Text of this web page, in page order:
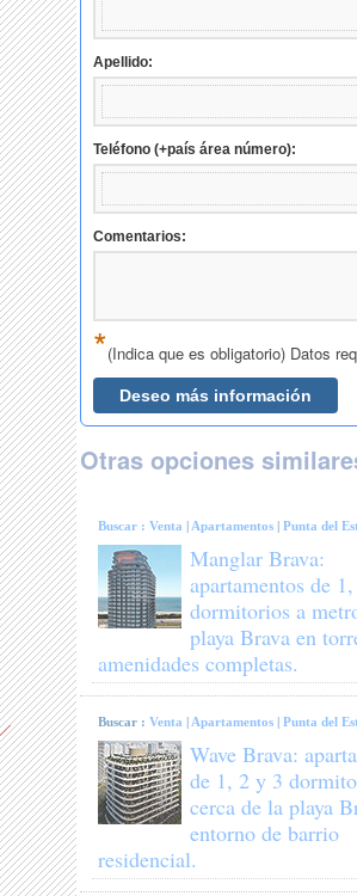
Otras opciones
Buscar :Venta | Apartamentos |Punta del
Manglar Brava:
apartamentos de
dormitorios a
playa Brava en
amenidades completas.
Buscar :Venta | Apartamentos |Punta del
Wave Brava:
de 1, 2 y 3
cerca de la playa
entorno de barrio
residencial.